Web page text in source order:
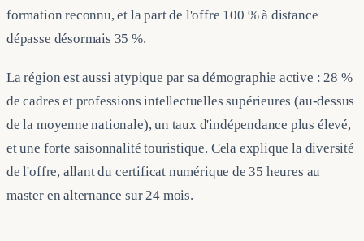
formation reconnu, et la part de l'offre 100 % à distance
dépasse désormais 35 %.
La région est aussi atypique par sa démographie active : 28 %
de cadres et professions intellectuelles supérieures (au-dessus
de la moyenne nationale), un taux d'indépendance plus élevé,
et une forte saisonnalité touristique. Cela explique la diversité
de l'offre, allant du certificat numérique de 35 heures au
master en alternance sur 24 mois.